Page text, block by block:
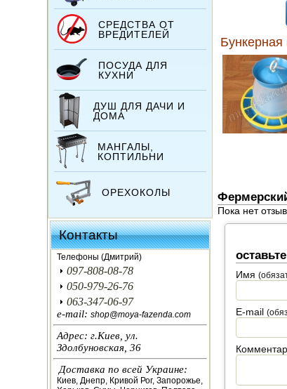
СРЕДСТВА ОТ
ВРЕДИТЕЛЕЙ
ПОСУДА ДЛЯ
КУХНИ
ДУШ ДЛЯ ДАЧИ И
ДОМА
МАНГАЛЫ,
КОПТИЛЬНИ
ОРЕХОКОЛЫ
ИНКУБАТОРЫ
ЗЕРНОДРОБИЛКИ
КОРМОРЕЗКИ
СОЛОМОРЕЗКИ
АВТОКЛАВЫ
ДЛЯ ОГОРОДА
Контакты
Телефоны (Дмитрий)
097-808-08-78
050-979-26-76
063-347-06-97
e-mail:shop@moya-fazenda.com
Адрес: г.Киев, ул.
Здолбуновская, 36
Доставка по всей Украине:
Киев, Днепр, Кривой Рог, Запорожье,
Пока нет
Имя
E-mail